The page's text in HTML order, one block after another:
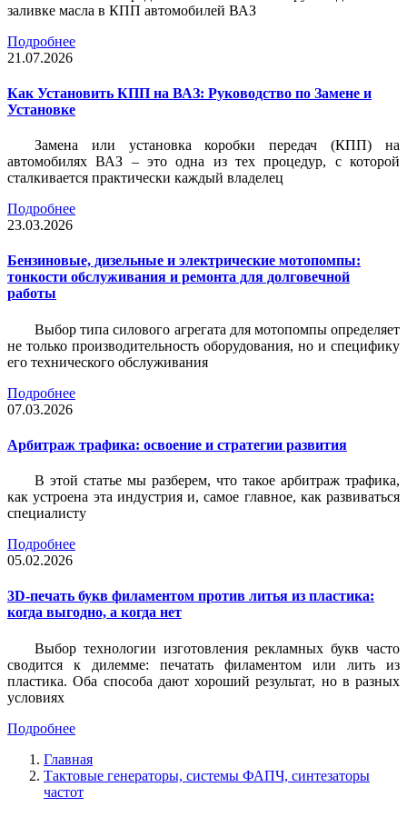
заливке масла в КПП автомобилей ВАЗ
Подробнее
21.07.2026
Как Установить КПП на ВАЗ: Руководство по Замене и
Установке
Замена или установка коробки передач (КПП) на
автомобилях ВАЗ – это одна из тех процедур, с которой
сталкивается практически каждый владелец
Подробнее
23.03.2026
Бензиновые, дизельные и электрические мотопомпы:
тонкости обслуживания и ремонта для долговечной
работы
Выбор типа силового агрегата для мотопомпы определяет
не только производительность оборудования, но и специфику
его технического обслуживания
Подробнее
07.03.2026
Арбитраж трафика: освоение и стратегии развития
В этой статье мы разберем, что такое арбитраж трафика,
как устроена эта индустрия и, самое главное, как развиваться
специалисту
Подробнее
05.02.2026
3D-печать букв филаментом против литья из пластика:
когда выгодно, а когда нет
Выбор технологии изготовления рекламных букв часто
сводится к дилемме: печатать филаментом или лить из
пластика. Оба способа дают хороший результат, но в разных
условиях
Подробнее
Главная
Тактовые генераторы, системы ФАПЧ, синтезаторы
частот